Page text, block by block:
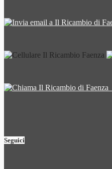
Seguici